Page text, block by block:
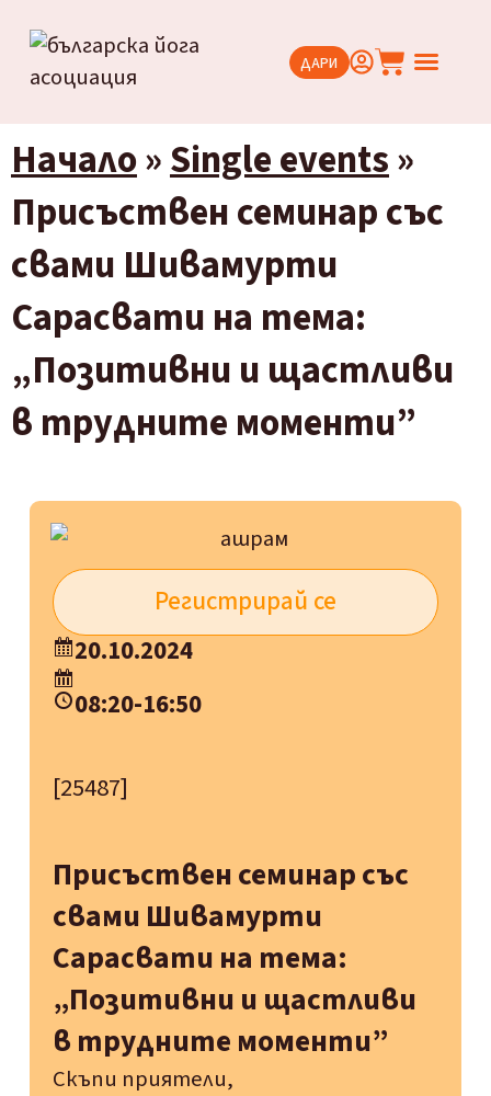
ДАРИ
Начало»Single events»
Присъствен семинар със
свами Шивамурти
Сарасвати на тема:
„Позитивни и щастливи
в трудните моменти”
Регистрирай се
20.10.2024
08:20-16:50
[25487]
Присъствен семинар със
свами Шивамурти
Сарасвати на тема:
„Позитивни и щастливи
в трудните моменти”
Скъпи приятели,